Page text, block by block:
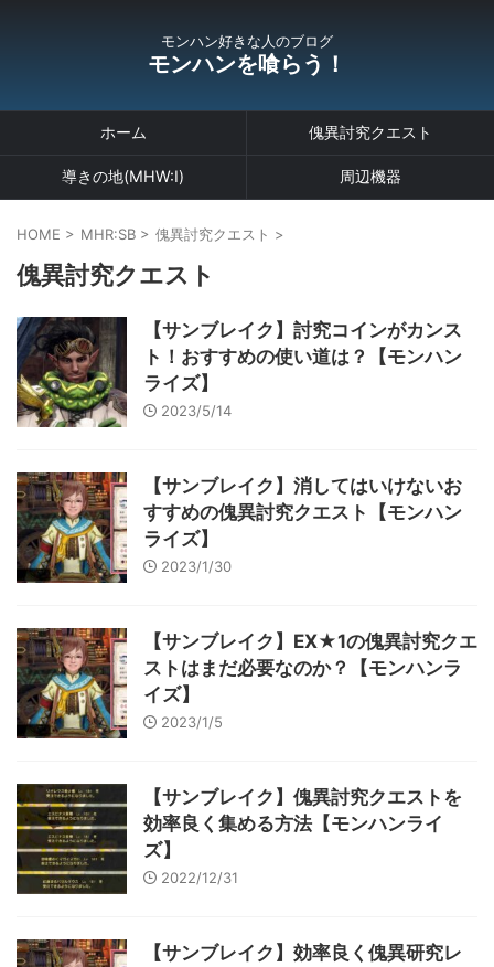
モンハン好きな人のブログ
モンハンを喰らう！
ホーム 傀異討究クエスト
導きの地(MHW:I) 周辺機器
HOME > MHR:SB > 傀異討究クエスト >
傀異討究クエスト
【サンブレイク】討究コインがカンス
ト！おすすめの使い道は？【モンハン
ライズ】
2023/5/14
【サンブレイク】消してはいけないお
すすめの傀異討究クエスト【モンハン
ライズ】
2023/1/30
【サンブレイク】EX★1の傀異討究クエ
ストはまだ必要なのか？【モンハンラ
イズ】
2023/1/5
【サンブレイク】傀異討究クエストを
効率良く集める方法【モンハンライ
ズ】
2022/12/31
【サンブレイク】効率良く傀異研究レ